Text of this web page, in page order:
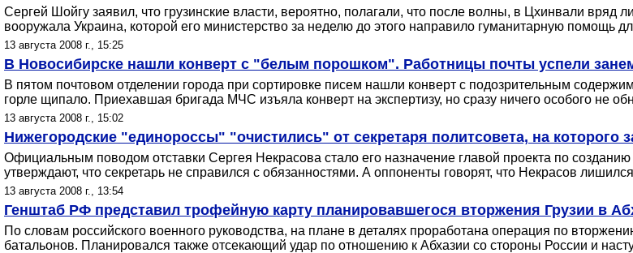
Сергей Шойгу заявил, что грузинские власти, вероятно, полагали, что после волны, в Цхинвали вряд
вооружала Украина, которой его министерство за неделю до этого направило гуманитарную помощь
13 августа 2008 г., 15:25
В Новосибирске нашли конверт с "белым порошком". Работницы почты успели
В пятом почтовом отделении города при сортировке писем нашли конверт с подозрительным
горле щипало. Приехавшая бригада МЧС изъяла конверт на экспертизу, но сразу ничего особого не
13 августа 2008 г., 15:02
Нижегородские "единороссы" "очистились" от секретаря политсовета, на которого
Официальным поводом отставки Сергея Некрасова стало его назначение главой проекта по
утверждают, что секретарь не справился с обязанностями. А оппоненты говорят, что Некрасов
13 августа 2008 г., 13:54
Генштаб РФ представил трофейную карту планировавшегося вторжения Грузии в
По словам российского военного руководства, на плане в деталях проработана операция по
батальонов. Планировался также отсекающий удар по отношению к Абхазии со стороны России и